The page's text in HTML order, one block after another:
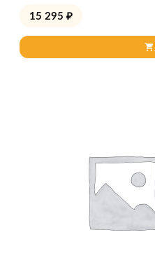
15 295 ₽